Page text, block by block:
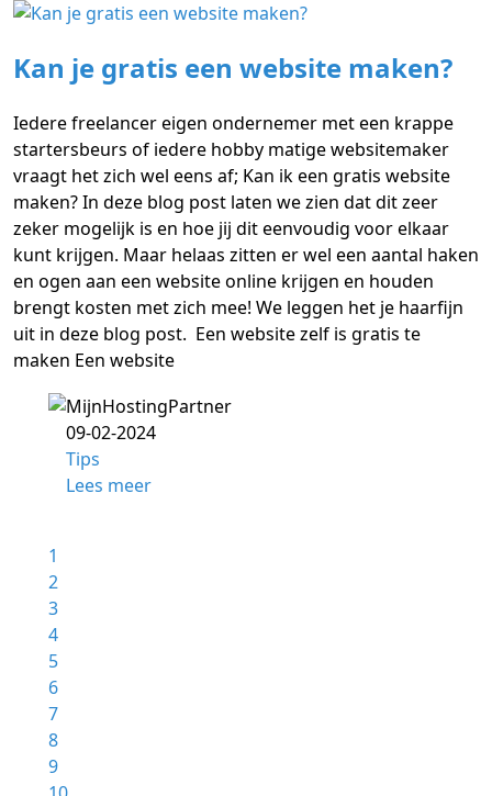
Kan je gratis een website maken?
Iedere freelancer eigen ondernemer met een krappe
startersbeurs of iedere hobby matige websitemaker
vraagt het zich wel eens af; Kan ik een gratis website
maken? In deze blog post laten we zien dat dit zeer
zeker mogelijk is en hoe jij dit eenvoudig voor elkaar
kunt krijgen. Maar helaas zitten er wel een aantal haken
en ogen aan een website online krijgen en houden
brengt kosten met zich mee! We leggen het je haarfijn
uit in deze blog post. Een website zelf is gratis te
maken Een website
09-02-2024
Tips
Lees meer
1
2
3
4
5
6
7
8
9